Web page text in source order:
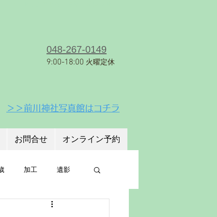
048-267-0149
9:00-18:00 火曜定休
＞＞前川神社写真館はコチラ
お問合せ オンライン予約
加工 遺影